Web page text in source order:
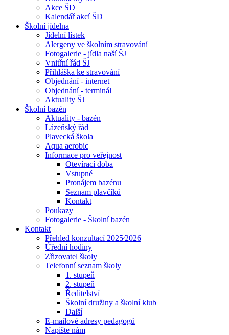
Akce ŠD
Kalendář akcí ŠD
Školní jídelna
Jídelní lístek
Alergeny ve školním stravování
Fotogalerie - jídla naší ŠJ
Vnitřní řád ŠJ
Přihláška ke stravování
Objednání - internet
Objednání - terminál
Aktuality ŠJ
Školní bazén
Aktuality - bazén
Lázeňský řád
Plavecká škola
Aqua aerobic
Informace pro veřejnost
Otevírací doba
Vstupné
Pronájem bazénu
Seznam plavčíků
Kontakt
Poukazy
Fotogalerie - Školní bazén
Kontakt
Přehled konzultací 2025⁄2026
Úřední hodiny
Zřizovatel školy
Telefonní seznam školy
1. stupeň
2. stupeň
Ředitelství
Školní družiny a školní klub
Další
E-mailové adresy pedagogů
Napište nám